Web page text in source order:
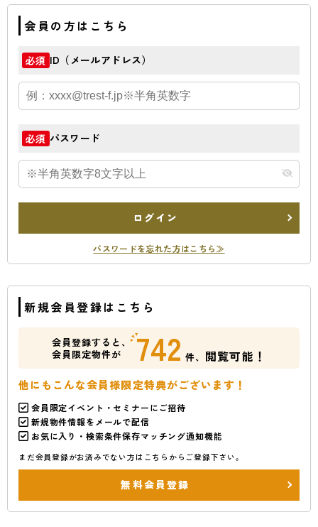
会員の方はこちら
必須 ID（メールアドレス）
必須 パスワード
ログイン
パスワードを忘れた方はこちら≫
新規会員登録はこちら
会員登録すると、
会員限定物件が
742 件、 閲覧可能！
他にもこんな会員様限定特典がございます！
会員限定イベント・セミナーにご招待
新規物件情報をメールで配信
お気に入り・検索条件保存マッチング通知機能
まだ会員登録がお済みでない方はこちらからご登録下さい。
無料会員登録